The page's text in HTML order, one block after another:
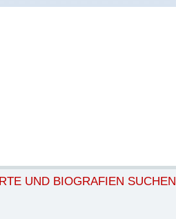
UND BIOGRAFIEN SUCHEN